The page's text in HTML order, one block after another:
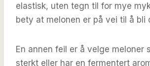
elastisk, uten tegn til for mye
bety at melonen er på vei til å bli
En annen feil er å velge meloner
sterkt eller har en fermentert